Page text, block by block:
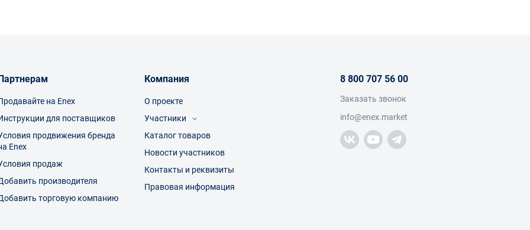
обработки
нагрузки
высокой прочностью и устойчивостью к износу, а защитное покрытие предотвращает
автосервисах, строительстве, при монтаже оборудования и ремонте техники. Они подходят для
соединений и часто становятся основой набора инструментов.
точную работу, снижает риск повреждений и повышает общую эффективность
на Enex
для поставщиков
продвижения бренда
Enex
продаж
производителя
торговую компанию
Компания
О проекте
Участники
Посетители
Торговые компании
Каталог товаров
Новости участников
Контакты и реквизиты
Правовая информация
8 800 707 56 00
Заказать звонок
info@enex.market